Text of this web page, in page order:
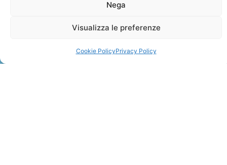
Nega
Visualizza le preferenze
Cookie PolicyPrivacy Policy